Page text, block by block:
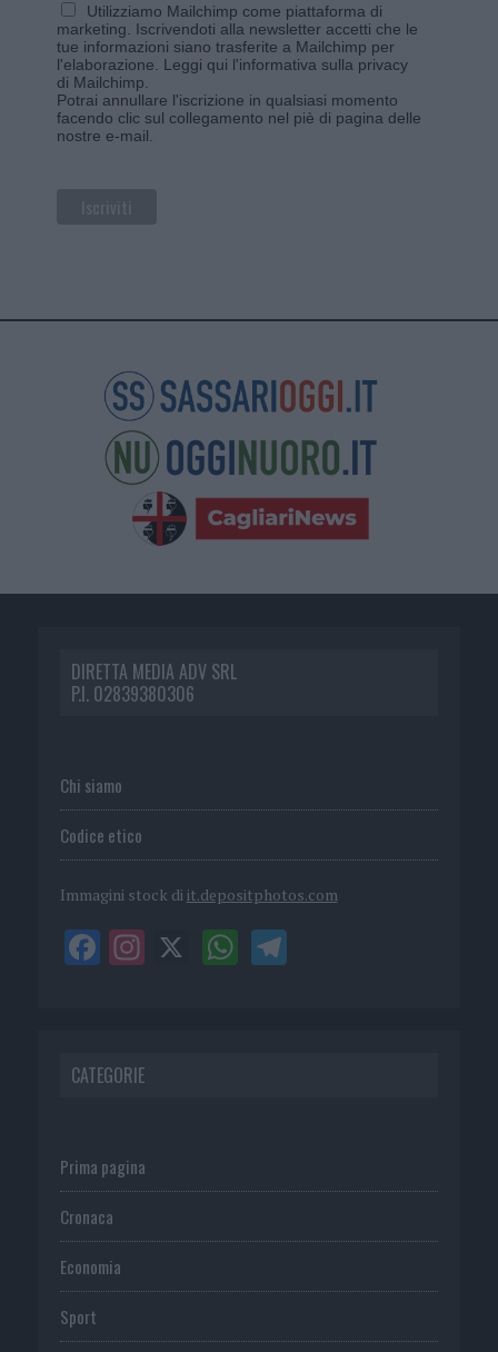
Utilizziamo Mailchimp come piattaforma di
marketing. Iscrivendoti alla newsletter accetti che le
tue informazioni siano trasferite a Mailchimp per
l'elaborazione. Leggi qui l'informativa sulla privacy
di Mailchimp
Potrai annullare l'iscrizione in qualsiasi momento
facendo clic sul collegamento nel piè di pagina delle
nostre e-mail.
DIRETTA MEDIA ADV SRL
P.I. 02839380306
Chi siamo
Codice etico
Immagini stock di it.depositphotos.com
CATEGORIE
Prima pagina
Cronaca
Economia
Sport